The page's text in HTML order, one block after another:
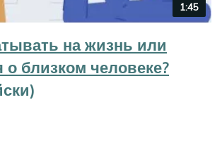
Video
duration
1:45
на жизнь или
о близком человеке?